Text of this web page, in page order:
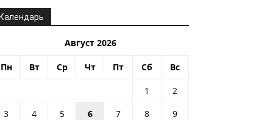
Август 2026
Пн Вт Ср Чт Пт Сб Вс
1
2
3
4 5 6 7 8
9